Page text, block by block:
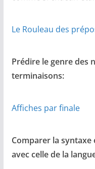
Le Rouleau des
Prédire le genre des
terminaisons:
Affiches par finale
Comparer la
avec celle de la